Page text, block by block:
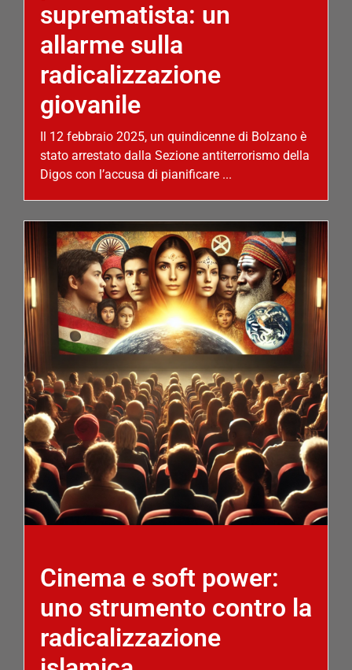
suprematista: un
allarme sulla
radicalizzazione
giovanile
Il 12 febbraio 2025, un quindicenne di Bolzano è
stato arrestato dalla Sezione antiterrorismo della
Digos con l’accusa di pianificare ...
Cinema e soft power:
uno strumento contro la
radicalizzazione